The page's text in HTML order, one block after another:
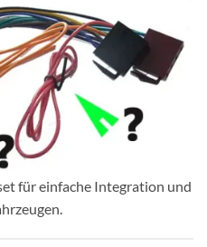
für einfache Integration und